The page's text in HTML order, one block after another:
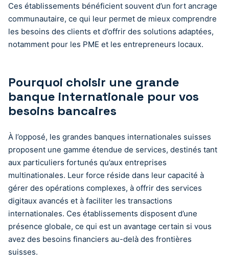
Ces établissements bénéficient souvent d’un fort ancrage
communautaire, ce qui leur permet de mieux comprendre
les besoins des clients et d’offrir des solutions adaptées,
notamment pour les PME et les entrepreneurs locaux.
Pourquoi choisir une grande
banque internationale pour vos
besoins bancaires
À l’opposé, les grandes banques internationales suisses
proposent une gamme étendue de services, destinés tant
aux particuliers fortunés qu’aux entreprises
multinationales. Leur force réside dans leur capacité à
gérer des opérations complexes, à offrir des services
digitaux avancés et à faciliter les transactions
internationales. Ces établissements disposent d’une
présence globale, ce qui est un avantage certain si vous
avez des besoins financiers au-delà des frontières
suisses.